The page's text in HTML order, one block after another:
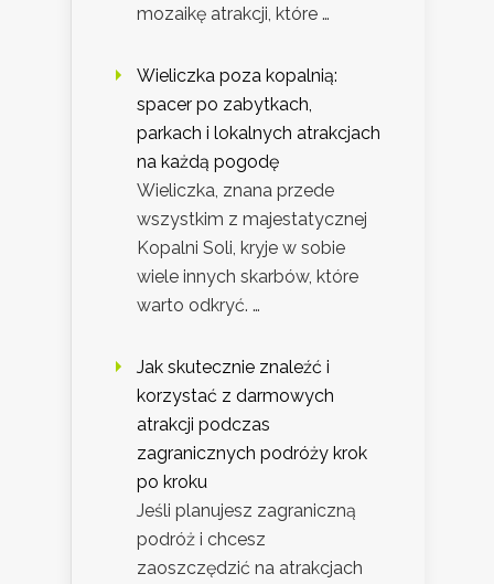
mozaikę atrakcji, które …
Wieliczka poza kopalnią:
spacer po zabytkach,
parkach i lokalnych atrakcjach
na każdą pogodę
Wieliczka, znana przede
wszystkim z majestatycznej
Kopalni Soli, kryje w sobie
wiele innych skarbów, które
warto odkryć. …
Jak skutecznie znaleźć i
korzystać z darmowych
atrakcji podczas
zagranicznych podróży krok
po kroku
Jeśli planujesz zagraniczną
podróż i chcesz
zaoszczędzić na atrakcjach